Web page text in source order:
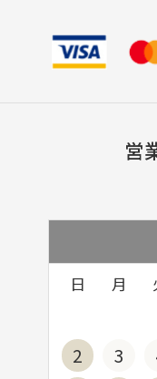
営
日 月
2
3